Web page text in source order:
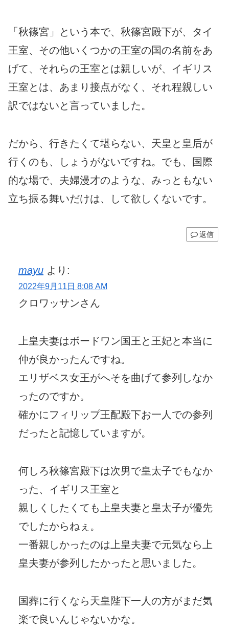
「秋篠宮」という本で、秋篠宮殿下が、タイ
王室、その他いくつかの王室の国の名前をあ
げて、それらの王室とは親しいが、イギリス
王室とは、あまり接点がなく、それ程親しい
訳ではないと言っていました。
だから、行きたくて堪らない、天皇と皇后が
行くのも、しょうがないですね。でも、国際
的な場で、夫婦漫才のような、みっともない
立ち振る舞いだけは、して欲しくないです。
返信
mayu より:
2022年9月11日 8:08 AM
クロワッサンさん
上皇夫妻はボードワン国王と王妃と本当に
仲が良かったんですね。
エリザベス女王がへそを曲げて参列しなか
ったのですか。
確かにフィリップ王配殿下お一人での参列
だったと記憶していますが。
何しろ秋篠宮殿下は次男で皇太子でもなか
った、イギリス王室と
親しくしたくても上皇夫妻と皇太子が優先
でしたからねぇ。
一番親しかったのは上皇夫妻で元気なら上
皇夫妻が参列したかったと思いました。
国葬に行くなら天皇陛下一人の方がまだ気
楽で良いんじゃないかな。